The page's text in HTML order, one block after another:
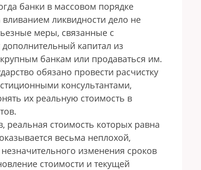
банки в массовом порядке
ликвидности дело не
меры, связанные с
капитал из
банкам или продаваться им.
обязано провести расчистку
консультантами,
их реальную стоимость в
реальная стоимость которых равна
весьма неплохой,
изменения сроков
стоимости и текущей